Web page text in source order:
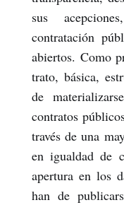
sus
contratación
abiertos. Como
trato, básica,
de
contratos
través de una
en igualdad de
apertura en los
han de